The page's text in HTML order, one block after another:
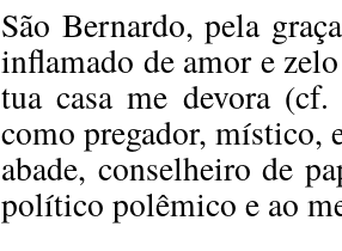
São Bernardo, pela
inflamado de amor e
tua casa me devora
como pregador, místico,
abade, conselheiro de
político polêmico e ao